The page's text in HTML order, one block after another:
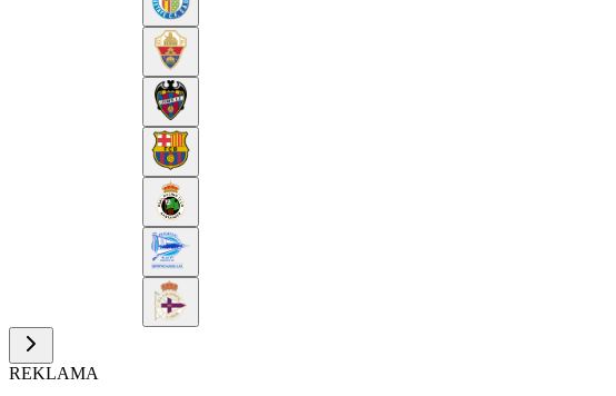
REKLAMA